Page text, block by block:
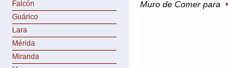
Falcón
Guárico
Lara
Mérida
Miranda
Muro de Comer para •